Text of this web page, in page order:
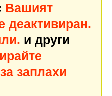
Вашият
деактивиран.
и други
заплахи